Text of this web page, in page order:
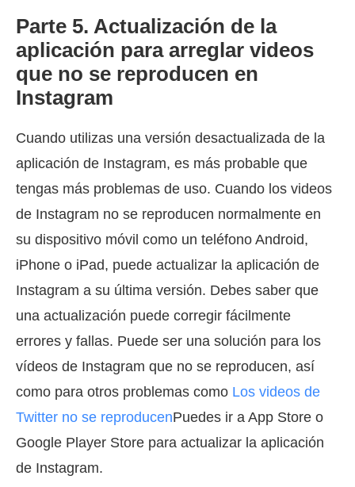
Parte 5. Actualización de la
aplicación para arreglar videos
que no se reproducen en
Instagram
Cuando utilizas una versión desactualizada de la
aplicación de Instagram, es más probable que
tengas más problemas de uso. Cuando los videos
de Instagram no se reproducen normalmente en
su dispositivo móvil como un teléfono Android,
iPhone o iPad, puede actualizar la aplicación de
Instagram a su última versión. Debes saber que
una actualización puede corregir fácilmente
errores y fallas. Puede ser una solución para los
vídeos de Instagram que no se reproducen, así
como para otros problemas como Los videos de
Twitter no se reproducenPuedes ir a App Store o
Google Player Store para actualizar la aplicación
de Instagram.